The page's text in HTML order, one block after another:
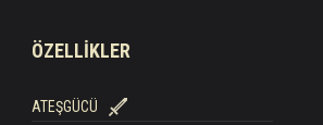
ÖZELLIKLER
ATEŞGÜCÜ